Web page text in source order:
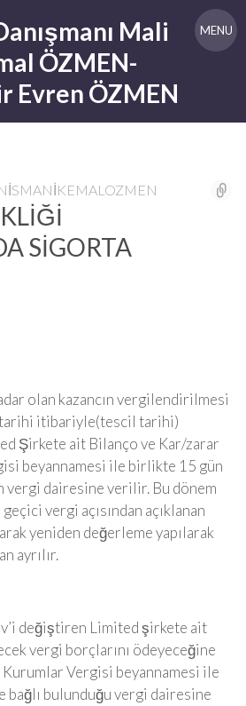
Mali
ÖZMEN-
Evren ÖZMEN
MENU
SİGORTA
olan kazancın vergilendirilmesi
itibariyle(tescil tarihi)
Şirkete ait Bilanço ve Kar/zarar
beyannamesi ile birlikte 15 gün
vergi dairesine verilir. Bu dönem
vergi açısından açıklanan
yeniden değerleme yapılarak
ayrılır.
değiştiren Limited şirkete ait
vergi borçlarını ödeyeceğine
Vergisi beyannamesi ile
bağlı bulunduğu vergi dairesine